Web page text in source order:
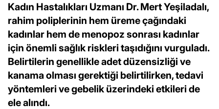
Kadın Hastalıkları Uzmanı Dr. Mert Yeşiladalı,
rahim poliplerinin hem üreme çağındaki
kadınlar hem de menopoz sonrası kadınlar
için önemli sağlık riskleri taşıdığını vurguladı.
Belirtilerin genellikle adet düzensizliği ve
kanama olması gerektiği belirtilirken, tedavi
yöntemleri ve gebelik üzerindeki etkileri de
ele alındı.